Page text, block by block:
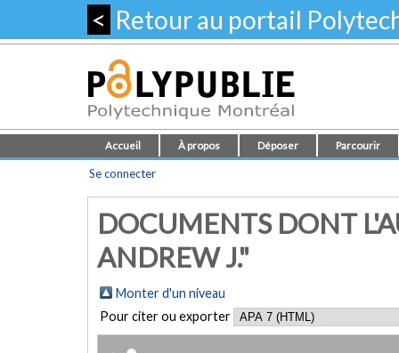
< Retour au portail
Accueil À propos Déposer Parcourir
Se connecter
DOCUMENTS DONT
ANDREW J."
Monter d'un niveau
Pour citer ou exporter